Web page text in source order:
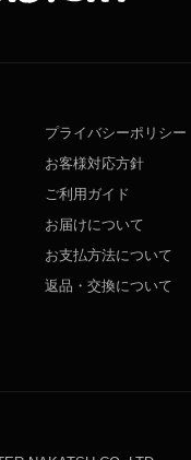
プライバシーポリシー
お客様対応方針
ご利用ガイド
お届けについて
お支払方法について
返品・交換について